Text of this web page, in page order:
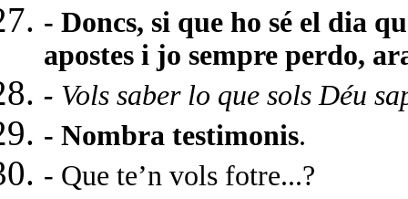
- Doncs, si que ho sé el dia
apostes i jo sempre perdo,
- Vols saber lo que sols Déu
- Nombra testimonis.
- Que te’n vols fotre...?